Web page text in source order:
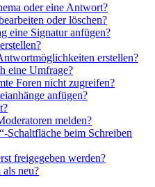
oder eine Antwort?
oder löschen?
eine Signatur anfügen?
erstellen?
eine Umfrage?
Foren nicht zugreifen?
anfügen?
melden?
Schaltfläche beim Schreiben
freigegeben werden?
neu?